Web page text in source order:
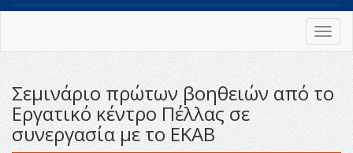
Σεμινάριο πρώτων βοηθειών από το
Εργατικό κέντρο Πέλλας σε
συνεργασία με το ΕΚΑΒ